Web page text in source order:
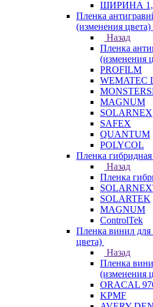
ШИРИНА
Пленка
(изменения цвета)
Назад
Пленка
(изменения
PROFILM
WEMATEC
MAGNUM
SOLARNEX
SAFEX
QUANTUM
POLYCOL
Пленка
Назад
Пленка
SOLARTEK
MAGNUM
ControlTek
Пленка винил для
цвета)
Назад
Пленка
(изменения
ORACAL
KPMF